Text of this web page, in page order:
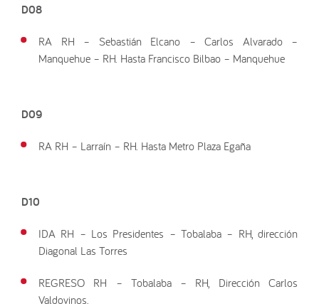
D08
RA RH – Sebastián Elcano – Carlos Alvarado –
Manquehue – RH. Hasta Francisco Bilbao – Manquehue
D09
RA RH – Larraín – RH. Hasta Metro Plaza Egaña
D10
IDA RH – Los Presidentes – Tobalaba – RH, dirección
Diagonal Las Torres
REGRESO RH – Tobalaba – RH, Dirección Carlos
Valdovinos.